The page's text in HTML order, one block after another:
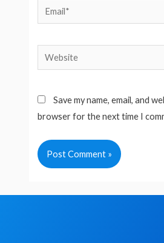
Email*
Website
Save my name, email, and
browser for the next time I